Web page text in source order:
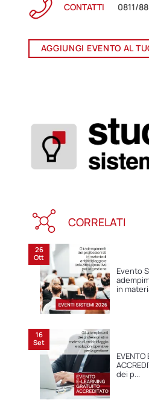
CONTATTI 0811/
AGGIUNGI EVENTO AL
CORRELATI
26
Ott
Evento
in
16
Set
EVENTO
dei p...